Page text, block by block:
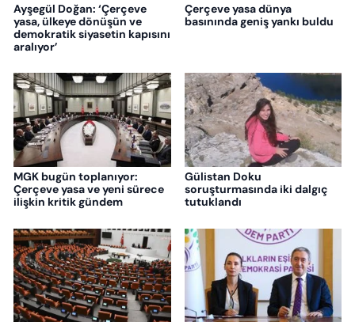
Ayşegül Doğan: ‘Çerçeve
yasa, ülkeye dönüşün ve
demokratik siyasetin kapısını
aralıyor’
Çerçeve yasa dünya
basınında geniş yankı buldu
MGK bugün toplanıyor:
Çerçeve yasa ve yeni sürece
ilişkin kritik gündem
Gülistan Doku
soruşturmasında iki dalgıç
tutuklandı